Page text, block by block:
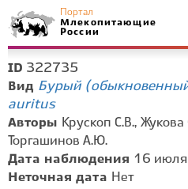
Портал
Млекопитающие
России
ID 322735
Вид Бурый
auritus
Авторы Крускоп С.В., Жукова
Торгашинов А.Ю.
Дата наблюдения 16 июля
Неточная дата Нет